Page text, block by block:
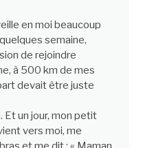
en moi beaucoup
semaine,
de rejoindre
à 500 km de mes
devait être juste
un jour, mon petit
vers moi, me